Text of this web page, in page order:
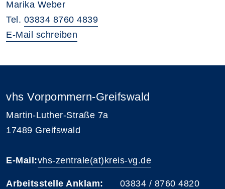
Marika Weber
Tel. 03834 8760 4839
E-Mail schreiben
vhs Vorpommern-Greifswald
Martin-Luther-Straße 7a
17489 Greifswald
E-Mail:vhs-zentrale(at)kreis-vg.de
Arbeitsstelle Anklam: 03834 / 8760 4820